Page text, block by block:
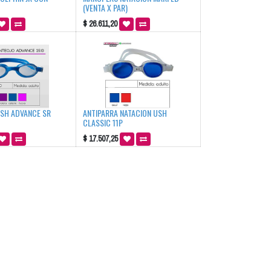
(VENTA X PAR)
$26.611,20
ADVANCE SR ANTIPARRA NATACION USH
CLASSIC 11P
$ 17.507,25